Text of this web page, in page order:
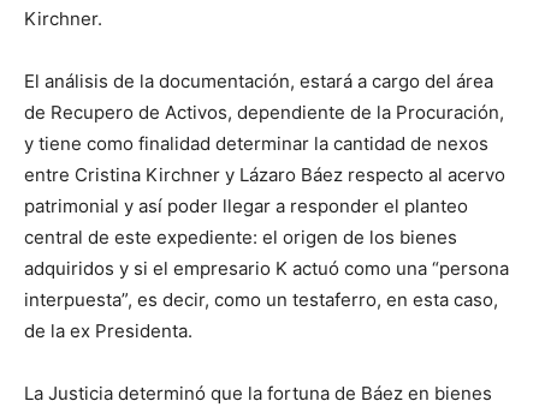
Kirchner.
El análisis de la documentación, estará a cargo del área
de Recupero de Activos, dependiente de la Procuración,
y tiene como finalidad determinar la cantidad de nexos
entre Cristina Kirchner y Lázaro Báez respecto al acervo
patrimonial y así poder llegar a responder el planteo
central de este expediente: el origen de los bienes
adquiridos y si el empresario K actuó como una “persona
interpuesta”, es decir, como un testaferro, en esta caso,
de la ex Presidenta.
La Justicia determinó que la fortuna de Báez en bienes